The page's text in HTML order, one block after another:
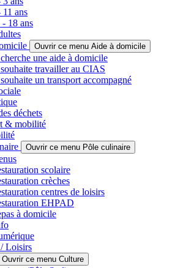
11 ans
- 18 ans
Ouvrir ce menu Aide à domicile
une aide à domicile
souhaite travailler au CIAS
un transport accompagné
déchets
& mobilité
Ouvrir ce menu Pôle culinaire
scolaire
crèches
centres de loisirs
EHPAD
à domicile
Loisirs
Ouvrir ce menu Culture